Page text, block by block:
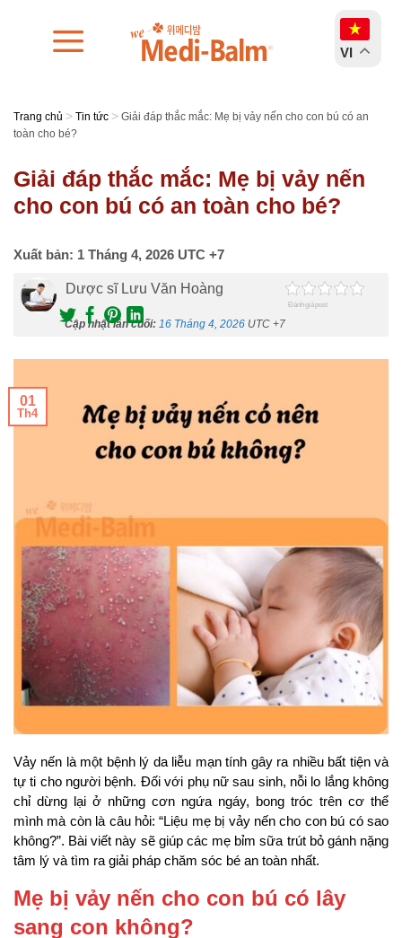
VI
Trang chủ > Tin tức > Giải đáp thắc mắc: Mẹ bị vảy nến cho con bú có an
toàn cho bé?
Giải đáp thắc mắc: Mẹ bị vảy nến
cho con bú có an toàn cho bé?
Xuất bản: 1 Tháng 4, 2026 UTC +7
Dược sĩ Lưu Văn Hoàng
Cập nhật lần cuối: 16 Tháng 4, 2026 UTC +7
Đánh giá post
01
Th4
Vảy nến là một bệnh lý da liễu mạn tính gây ra nhiều bất tiện và
tự ti cho người bệnh. Đối với phụ nữ sau sinh, nỗi lo lắng không
chỉ dừng lại ở những cơn ngứa ngáy, bong tróc trên cơ thể
mình mà còn là câu hỏi: “Liệu mẹ bị vảy nến cho con bú có sao
không?”. Bài viết này sẽ giúp các mẹ bỉm sữa trút bỏ gánh nặng
tâm lý và tìm ra giải pháp chăm sóc bé an toàn nhất.
Mẹ bị vảy nến cho con bú có lây
sang con không?